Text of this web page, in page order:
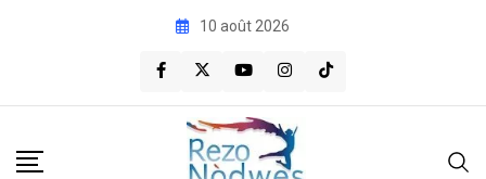
10 août 2026